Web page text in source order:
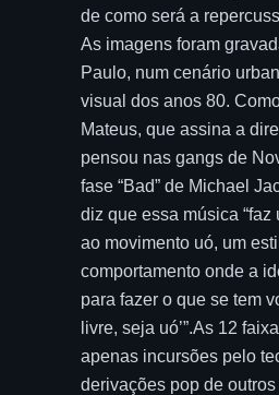
de como será a
As imagens foram
Paulo, num cenário
visual dos anos 80.
Mateus, que assina a
pensou nas gangs de
fase “Bad” de Michael
diz que essa música “faz
ao movimento uó, um
comportamento onde a
para fazer o que se tem
livre, seja uó’”.As 12
apenas incursões pelo
derivações pop de outros